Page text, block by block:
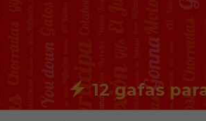
12 gafas